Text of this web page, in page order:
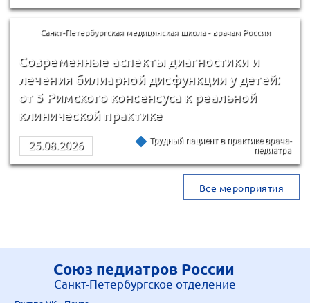
Санкт-Петербургская медицинская школа - врачам России
Современные аспекты диагностики и
лечения билиарной дисфункции у детей:
от 5 Римского консенсуса к реальной
клинической практике
25.08.2026
Трудный пациент в практике врача-
педиатра
Все мероприятия
Союз педиатров России
Санкт-Петербургское отделение